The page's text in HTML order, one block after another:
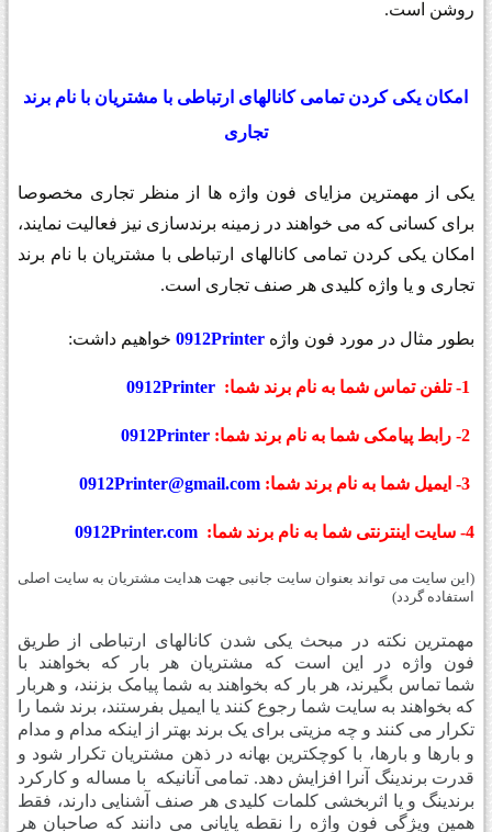
روشن است.
امکان یکی کردن تمامی کانالهای ارتباطی با مشتریان با نام برند
تجاری
یکی از مهمترین مزایای فون واژه ها از منظر تجاری مخصوصا
برای کسانی که می خواهند در زمینه برندسازی نیز فعالیت نمایند،
امکان یکی کردن تمامی کانالهای ارتباطی با مشتریان با نام برند
تجاری و یا واژه کلیدی هر صنف تجاری است.
بطور مثال در مورد فون واژه 0912Printerخواهیم داشت:
1- تلفن تماس شما به نام برند شما: 0912Printer
2- رابط پیامکی شما به نام برند شما: 0912Printer
3
- ایمیل شما به نام برند شما: 0912Printer@gmail.com
4- سایت اینترنتی شما به نام برند شما: 0912Printer.com
)این سایت می تواند بعنوان سایت جانبی جهت هدایت مشتریان به سایت اصلی
استفاده گردد(
مهمترین نکته در مبحث یکی شدن کانالهای ارتباطی از طریق
فون واژه در این است که مشتریان هر بار که بخواهند با
شما تماس بگیرند، هر بار که بخواهند به شما پیامک بزنند، و هربار
که بخواهند به سایت شما رجوع کنند یا ایمیل بفرستند، برند شما را
تکرار می کنند و چه مزیتی برای یک برند بهتر از اینکه مدام و مدام
و بارها و بارها، با کوچکترین بهانه در ذهن مشتریان تکرار شود و
قدرت برندینگ آنرا افزایش دهد. تمامی آنانیکه
با مساله و کارکرد
برندینگ و یا اثربخشی کلمات کلیدی هر صنف آشنایی دارند، فقط
همین ویژگی فون واژه را نقطه پایانی می دانند که صاحبان هر